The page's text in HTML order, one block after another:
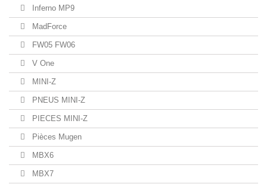
Inferno MP9
MadForce
FW05 FW06
V One
MINI-Z
PNEUS MINI-Z
PIECES MINI-Z
Pièces Mugen
MBX6
MBX7